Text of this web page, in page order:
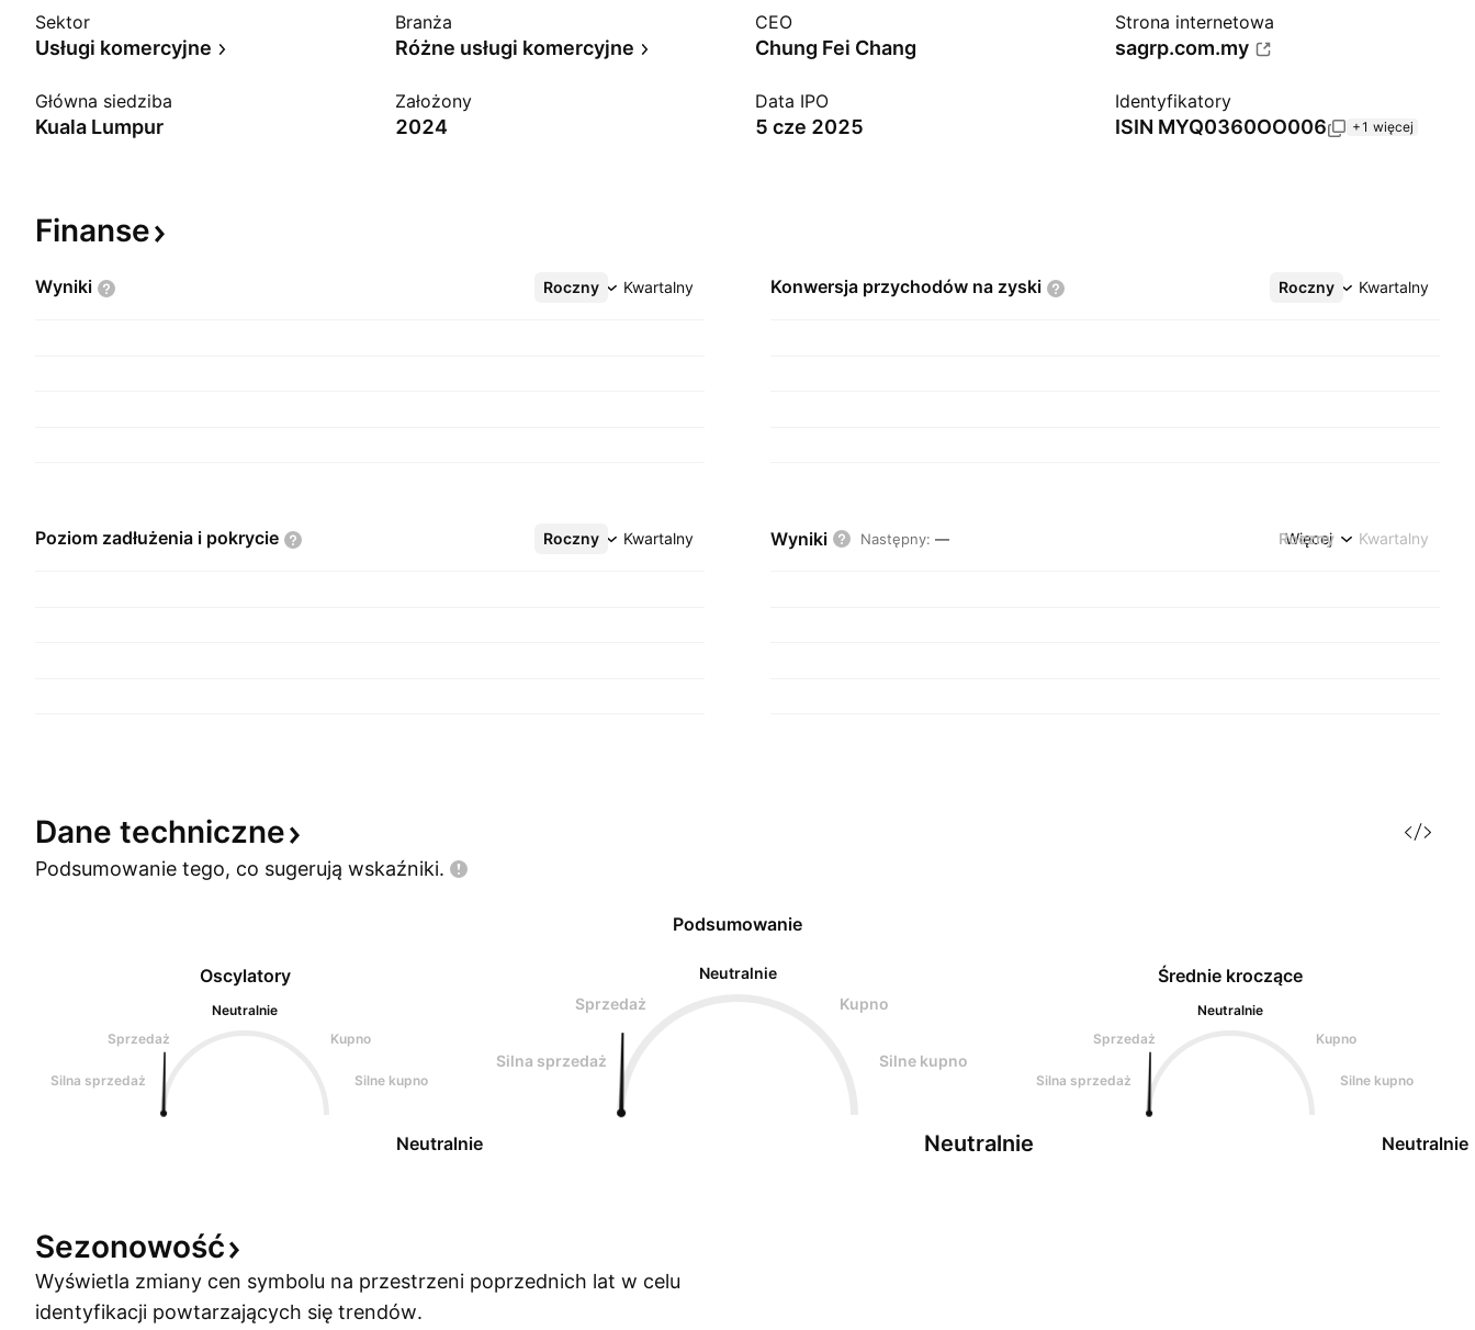
Sektor
Usługi komercyjne
Branża
Różne usługi komercyjne
CEO
Chung Fei Chang
Strona internetowa
sagrp.com.my
Główna siedziba
Kuala Lumpur
Założony
2024
Data IPO
5 cze 2025
Identyfikatory
ISIN MYQ0360OO006 +1 więcej
Finanse
Wyniki Roczny Kwartalny
Więcej Konwersja przychodów na zyski Roczny Kwartalny
Więcej
Poziom zadłużenia i pokrycie Roczny Kwartalny
Więcej Wyniki Następny: — Roczny Kwartalny
Więcej
Dane techniczne
Podsumowanie tego, co sugerują wskaźniki.
Oscylatory
Neutralnie
Sprzedaż
Kupno
Silna sprzedaż Silne kupno
Neutralnie
Podsumowanie
Neutralnie
Sprzedaż
Kupno
Silna sprzedaż Silne kupno
Neutralnie
Średnie kroczące
Neutralnie
Sprzedaż
Kupno
Silna sprzedaż Silne kupno
Neutralnie
Sezonowość
Wyświetla zmiany cen symbolu na przestrzeni poprzednich lat w celu
identyfikacji powtarzających się trendów.